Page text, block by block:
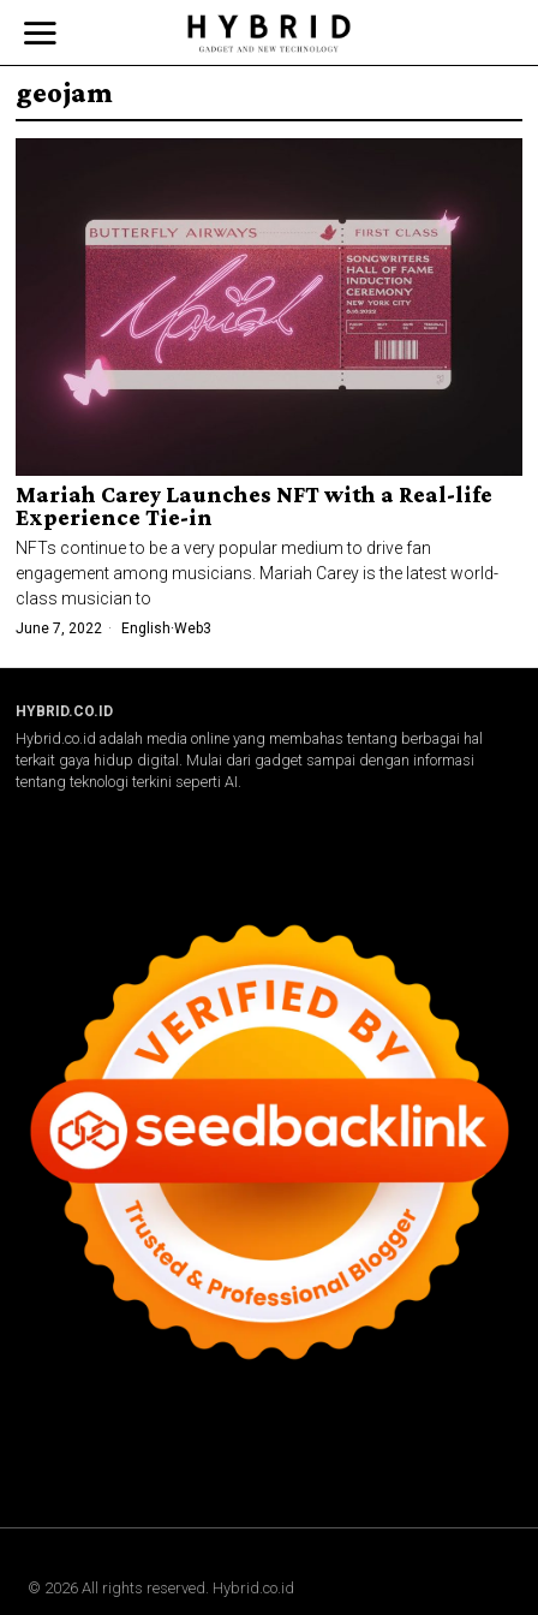
geojam
Mariah Carey Launches NFT with a Real-life
Experience Tie-in
NFTs continue to be a very popular medium to drive fan
engagement among musicians. Mariah Carey is the latest world-
class musician to
June 7, 2022 English·Web3
HYBRID.CO.ID
Hybrid.co.id adalah media online yang membahas tentang berbagai hal
terkait gaya hidup digital. Mulai dari gadget sampai dengan informasi
tentang teknologi terkini seperti AI.
© 2026 All rights reserved. Hybrid.co.id